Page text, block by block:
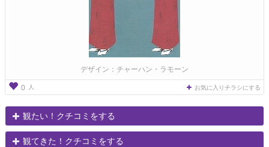
デザイン：チャーハン・ラモーン
0 人 お気に入りチラシにする
観たい！クチコミをする
観てきた！クチコミをする